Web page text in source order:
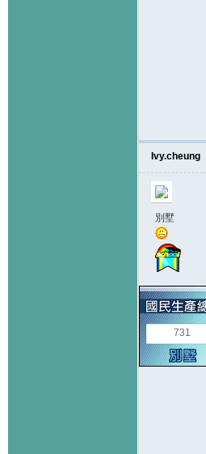
Ivy.cheung
別墅
731